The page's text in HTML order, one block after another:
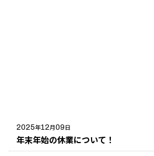
2025年12月09 日
年末年始の休業について！